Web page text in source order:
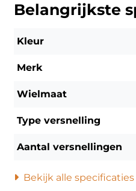
Belangrijkste
Kleur
Merk
Wielmaat
Type versnelling
Aantal versnellingen
Bekijk alle specificaties